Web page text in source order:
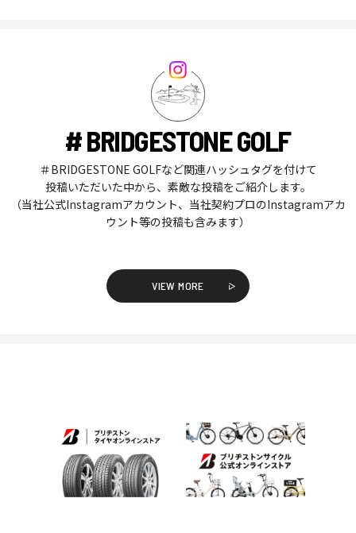
# BRIDGESTONE GOLF
＃BRIDGESTONE GOLFなど関連ハッシュタグを付けて
投稿いただいた中から、素敵な投稿をご紹介します。
（当社公式Instagramアカウント、当社契約プロのInstagramアカ
ウント等の投稿も含みます）
VIEW MORE